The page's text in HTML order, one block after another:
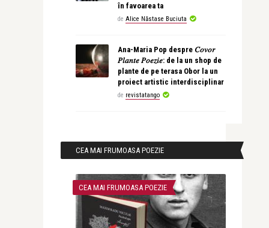
în favoarea ta
de Alice Năstase Buciuta
Ana-Maria Pop despre 𝐶𝑜𝑣𝑜𝑟
𝑃𝑙𝑎𝑛𝑡𝑒 𝑃𝑜𝑒𝑧𝑖𝑒: de la un shop de
plante de pe terasa Obor la un
proiect artistic interdisciplinar
de revistatango
CEA MAI FRUMOASA POEZIE
CEA MAI FRUMOASA POEZIE